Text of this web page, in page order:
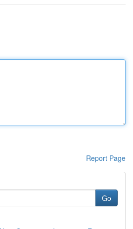
Report Page
Go